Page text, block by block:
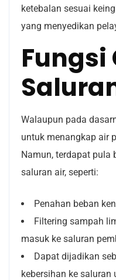
ketebalan sesuai
yang menyedikan
Fungsi
Walaupun pada
untuk menangkap air
Namun, terdapat pula
saluran air, seperti:
Penahan beban
Filtering sampah
masuk ke saluran
Dapat dijadikan
kebersihan ke